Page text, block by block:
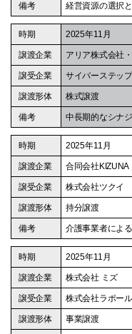
経営資源の選択
2025年11月
アリア株式会社
サイバーステッ
株式譲渡
中長期的なシナ
2025年11月
合同会社KIZUNA
株式会社ツクイ
持分譲渡
介護事業者によ
2025年11月
株式会社 ミズ
株式会社ラポール
事業譲渡